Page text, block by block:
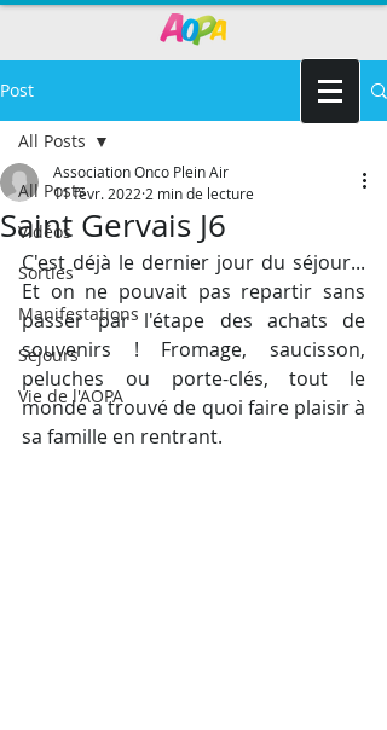
Post
All Posts
Vidéos
Sorties
Manifestations
Séjours
Vie de l'AOPA
All Posts
Saint Gervais J6
Association Onco Plein Air
11 févr. 2022 2 min de lecture
C'est déjà le dernier jour du séjour...
Et on ne pouvait pas repartir sans
passer par l'étape des achats de
souvenirs ! Fromage, saucisson,
peluches ou porte-clés, tout le
monde a trouvé de quoi faire plaisir à
sa famille en rentrant.